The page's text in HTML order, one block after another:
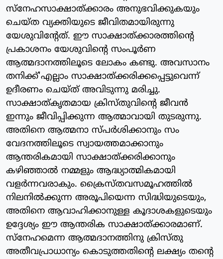
സ്‌നേഹസാക്ഷാത്ക്കാരം അനുഭവിക്കുകയും
ചെയ്ത വ്യക്തിയുടെ ജീവിതമായിരുന്നു
യേശുവിന്റേത്. ഈ സാക്ഷാത്ക്കാരത്തിന്റെ
പ്രകാശനം യേശുവിന്റെ സംപൂര്‍ണ
ആത്മദാനത്തിലൂടെ ലോകം കണ്ടു. അവസാനം
തനിക്ക്'എല്ലാം സാക്ഷാത്ക്കരിക്കപ്പെട്ടുവെന്ന്
ഉദീരണം ചെയ്ത് അവിടുന്നു മരിച്ചു.
സാക്ഷാത്കൃതമായ ക്രിസ്തുവിന്റെ ജീവന്‍
ഇന്നും ജീവിപ്പിക്കുന്ന ആത്മാവായി തുടരുന്നു.
അതിനെ ആത്മനാ സ്പര്‍ശിക്കാനും സം
വേദനത്തിലൂടെ സ്വായത്തമാക്കാനും
ആന്തരികമായി സാക്ഷാത്ക്കരിക്കാനും
കഴിഞ്ഞാല്‍ നമ്മളും ആദ്ധ്യാത്മികമായി
വളര്‍ന്നവരാകും. ക്രൈസ്തവസമൂഹത്തില്‍
നിലനില്‍ക്കുന്ന അരൂപിയെന്ന സിദ്ധിയുടെയും,
അതിനെ ആവാഹിക്കാനുള്ള കൂദാശകളുടെയും
ഉദ്ദേശ്യം ഈ ആന്തരിക സാക്ഷാത്ക്കാരമാണ്.
സ്‌നേഹമെന്ന ആത്മദാനത്തിനു ക്രിസ്തു
അതീവപ്രാധാന്യം കൊടുത്തതിന്റെ ലക്ഷ്യം തന്റെ